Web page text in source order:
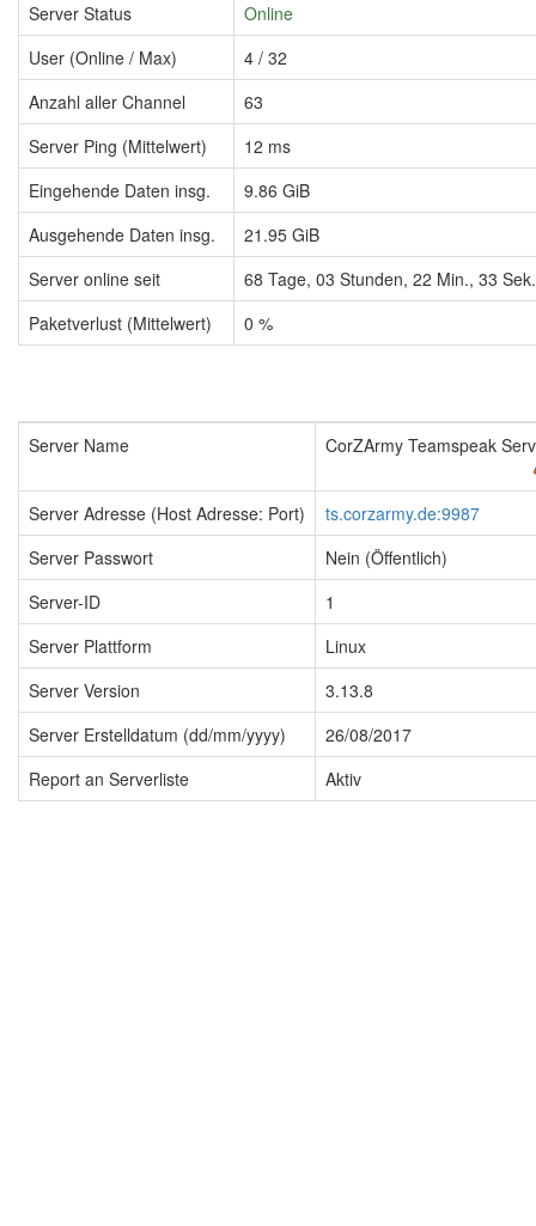
Server Status
Online
User (Online / Max)
4 / 32
Anzahl aller Channel
63
Server Ping (Mittelwert)
12 ms
Eingehende Daten insg.
9.86 GiB
Ausgehende Daten insg.
21.95 GiB
Server online seit
68 Tage, 03 Stunden, 22 Min., 33 Sek.
Paketverlust (Mittelwert)
0 %
Server Name CorZArmy Teamspeak
Server Adresse (Host Adresse: Port)
ts.corzarmy.de:9987
Server Passwort
Nein (Öffentlich)
Server-ID
1
Server Plattform
Linux
Server Version
3.13.8
Server Erstelldatum (dd/mm/yyyy)
26/08/2017
Report an Serverliste
Aktiv